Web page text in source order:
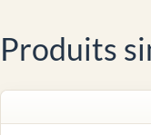
Produits